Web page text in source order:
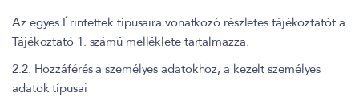
Az egyes Érintettek típusaira vonatkozó részletes tájékoztatót a
Tájékoztató 1. számú melléklete tartalmazza.
2.2. Hozzáférés a személyes adatokhoz, a kezelt személyes
adatok típusai